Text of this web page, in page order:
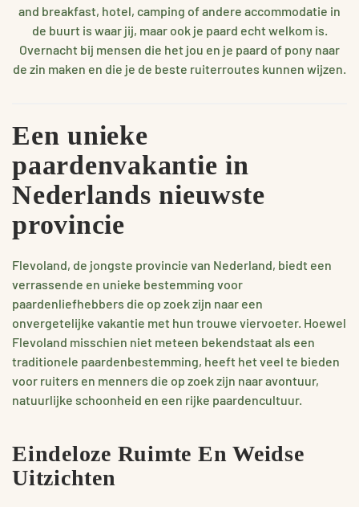
and breakfast, hotel, camping of andere accommodatie in
de buurt is waar jij, maar ook je paard echt welkom is.
Overnacht bij mensen die het jou en je paard of pony naar
de zin maken en die je de beste ruiterroutes kunnen wijzen.
Een unieke
paardenvakantie in
Nederlands nieuwste
provincie
Flevoland, de jongste provincie van Nederland, biedt een
verrassende en unieke bestemming voor
paardenliefhebbers die op zoek zijn naar een
onvergetelijke vakantie met hun trouwe viervoeter. Hoewel
Flevoland misschien niet meteen bekendstaat als een
traditionele paardenbestemming, heeft het veel te bieden
voor ruiters en menners die op zoek zijn naar avontuur,
natuurlijke schoonheid en een rijke paardencultuur.
Eindeloze Ruimte En Weidse
Uitzichten